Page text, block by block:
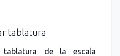
tablatura
tablatura de la escala